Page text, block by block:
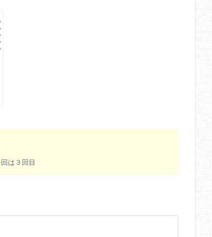
は３回目